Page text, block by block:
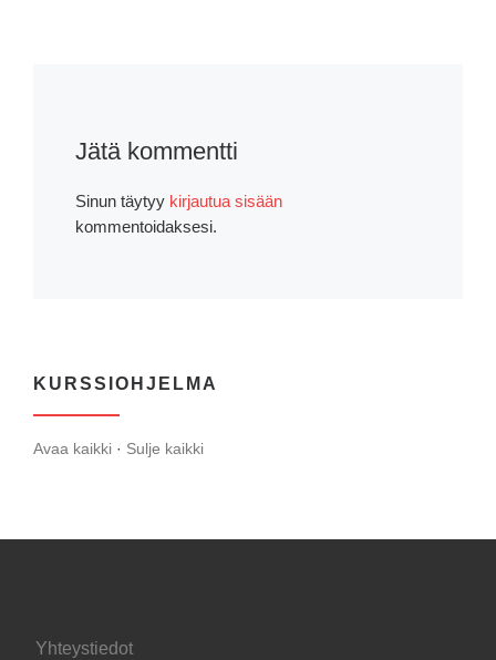
Jätä kommentti
Sinun täytyy kirjautua sisään
kommentoidaksesi.
KURSSIOHJELMA
Avaa kaikki · Sulje kaikki
Yhteystiedot